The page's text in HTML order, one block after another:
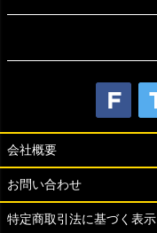
会社概要
お問い合わせ
特定商取引法に基づく表示